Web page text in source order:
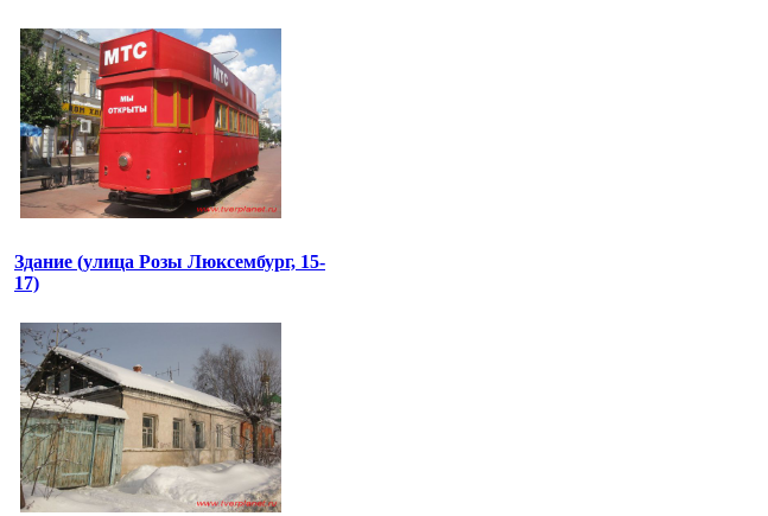
Здание (улица Розы Люксембург, 15-
17)